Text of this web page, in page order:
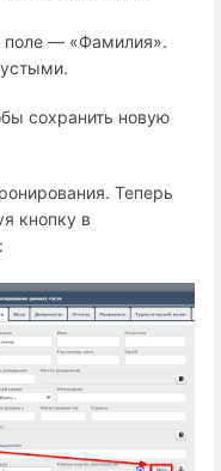
поле — «Фамилия».
сохранить новую
Теперь
кнопку в